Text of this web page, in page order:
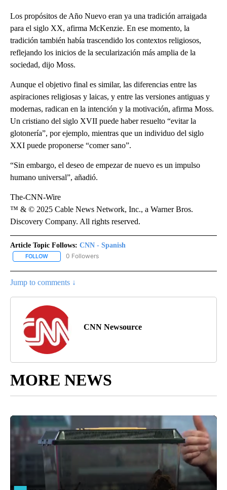
Los propósitos de Año Nuevo eran ya una tradición arraigada
para el siglo XX, afirma McKenzie. En ese momento, la
tradición también había trascendido los contextos religiosos,
reflejando los inicios de la secularización más amplia de la
sociedad, dijo Moss.
Aunque el objetivo final es similar, las diferencias entre las
aspiraciones religiosas y laicas, y entre las versiones antiguas y
modernas, radican en la intención y la motivación, afirma Moss.
Un cristiano del siglo XVII puede haber resuelto “evitar la
glotonería”, por ejemplo, mientras que un individuo del siglo
XXI puede proponerse “comer sano”.
“Sin embargo, el deseo de empezar de nuevo es un impulso
humano universal”, añadió.
The-CNN-Wire
™ & © 2025 Cable News Network, Inc., a Warner Bros.
Discovery Company. All rights reserved.
Article Topic Follows: CNN - Spanish
FOLLOW FOLLOW "CNN - SPANISH" TO RECEIVE NOTIFICATIONS ABOUT
0 Followers
Jump to comments ↓
CNN Newsource
MORE NEWS